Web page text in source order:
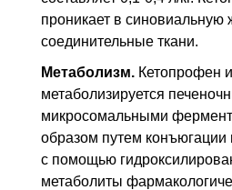
проникает в синовиальную
соединительные ткани.
Метаболизм. Кетопрофен
метаболизируется
микросомальными
образом путем конъюгации
с помощью
метаболиты